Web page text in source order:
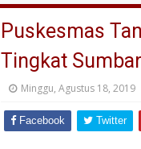
Puskesmas
Tingkat Sumbar
Minggu, Agustus 18, 2019
Facebook Twitter